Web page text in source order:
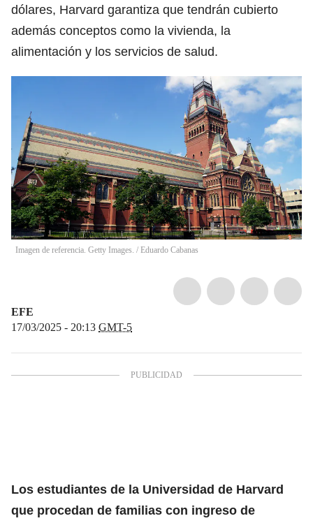
dólares, Harvard garantiza que tendrán cubierto
además conceptos como la vivienda, la
alimentación y los servicios de salud.
Imagen de referencia. Getty Images. / Eduardo Cabanas
EFE
17/03/2025 - 20:13 GMT-5
Los estudiantes de la Universidad de Harvard
que procedan de familias con ingreso de